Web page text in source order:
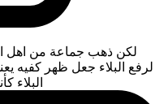
لكن ذهب جماعة من اهل
لرفع البلاء جعل ظهر كفيه
البلاء